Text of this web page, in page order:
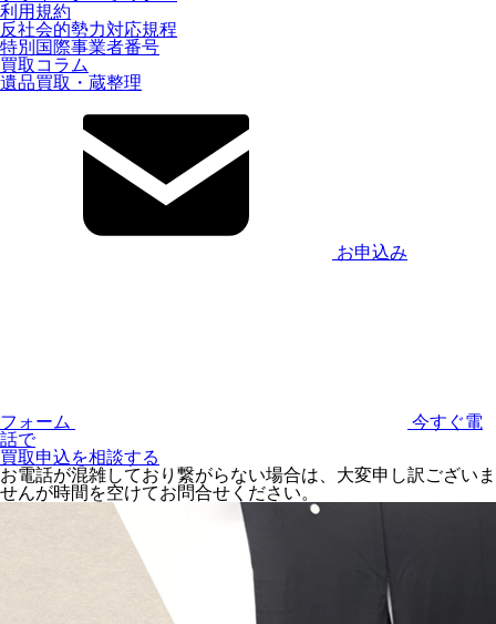
利用規約
反社会的勢力対応規程
特別国際事業者番号
買取コラム
遺品買取・蔵整理
お申込み
フォーム
今すぐ電
話で
買取申込を相談する
お電話が混雑しており繋がらない場合は、大変申し訳ございま
せんが時間を空けてお問合せください。